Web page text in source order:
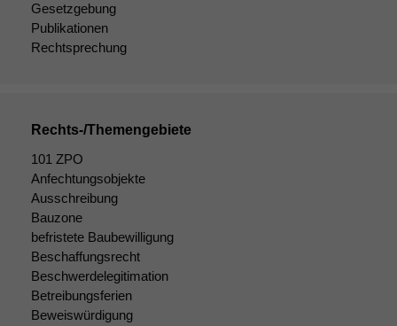
Gesetzgebung
Publikationen
Rechtsprechung
Rechts-/Themengebiete
101 ZPO
Anfechtungsobjekte
Ausschreibung
Bauzone
befristete Baubewilligung
Beschaffungsrecht
Beschwerdelegitimation
Betreibungsferien
Beweiswürdigung